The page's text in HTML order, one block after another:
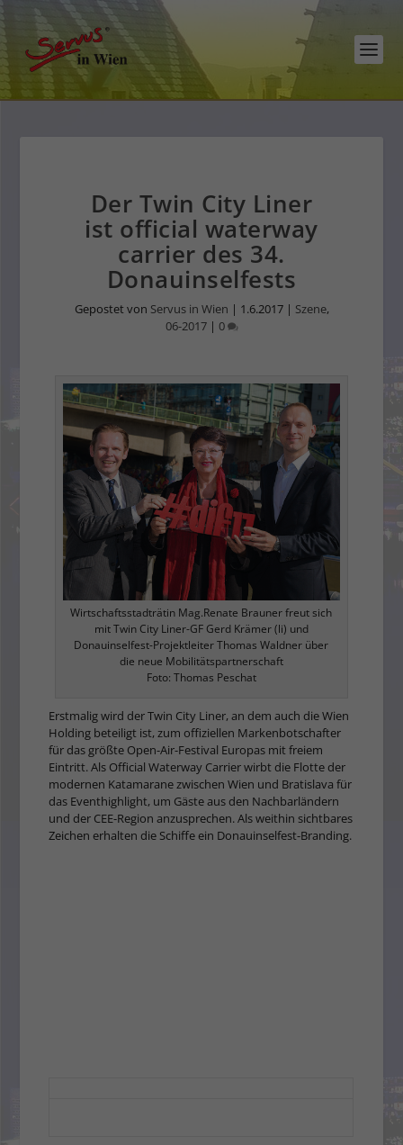
Der Twin City Liner
ist official waterway
carrier des 34.
Donauinselfests
Gepostet von Servus in Wien | 1.6.2017| Szene,
06-2017| 0
Wirtschaftsstadträtin Mag.Renate Brauner freut sich
mit Twin City Liner-GF Gerd Krämer (li) und
Donauinselfest-Projektleiter Thomas Waldner über
die neue Mobilitätspartnerschaft
Foto: Thomas Peschat
Erstmalig wird der Twin City Liner, an dem auch die Wien
Holding beteiligt ist, zum offiziellen Markenbotschafter
für das größte Open-Air-Festival Europas mit freiem
Eintritt. Als Official Waterway Carrier wirbt die Flotte der
modernen Katamarane zwischen Wien und Bratislava für
das Eventhighlight, um Gäste aus den Nachbarländern
und der CEE-Region anzusprechen. Als weithin sichtbares
Zeichen erhalten die Schiffe ein Donauinselfest-Branding.